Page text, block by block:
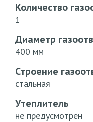
Количество
1
Диаметр
400 мм
Строение
стальная
Утеплитель
не предусмотрен